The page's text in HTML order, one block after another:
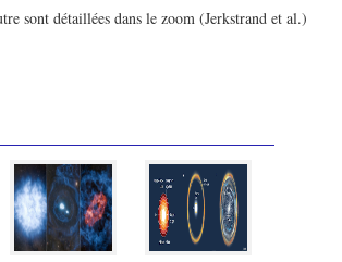
sont détaillées dans le zoom (Jerkstrand et al.)